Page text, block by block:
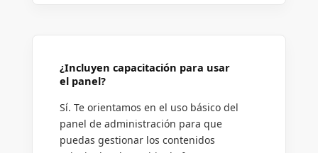
¿Incluyen capacitación para usar
el panel?
Sí. Te orientamos en el uso básico del
panel de administración para que
puedas gestionar los contenidos